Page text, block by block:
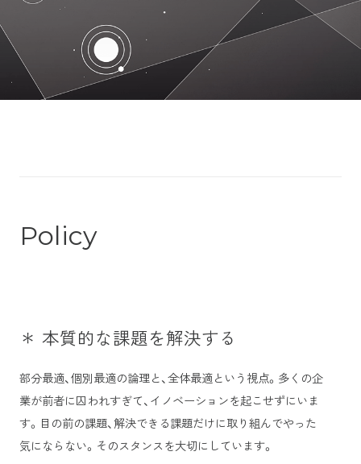
Policy
＊ 本質的な課題を解決する
部分最適、個別最適の論理と、全体最適という視点。多くの企
業が前者に囚われすぎて、イノベーションを起こせずにいま
す。目の前の課題、解決できる課題だけに取り組んでやった
気にならない。そのスタンスを大切にしています。